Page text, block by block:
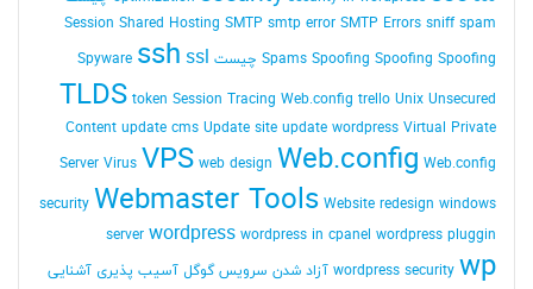
Session Shared Hosting SMTP smtp error SMTP Errors sniff spam
Spams Spoofing Spoofing Spoofing چیست Spyware ssh ssl
TLDS token Session Tracing Web.config trello Unix Unsecured
Content update cms Update site update wordpress Virtual Private
Server Virus VPS web design Web.config Web.config
security Webmaster Tools Website redesign windows
server wordpress wordpress in cpanel wordpress pluggin
wordpress security wp آزاد شدن سرویس گوگل آسیب پذیری آشنایی